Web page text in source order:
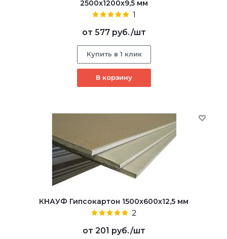
2500x1200x9,5 мм
1
от 577 руб./шт
Купить в 1 клик
В корзину
КНАУФ Гипсокартон 1500x600x12,5 мм
2
от 201 руб./шт